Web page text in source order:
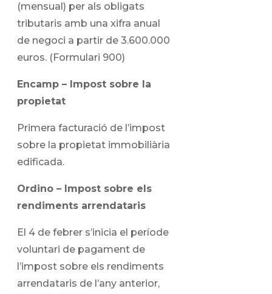
(mensual) per als obligats
tributaris amb una xifra anual
de negoci a partir de 3.600.000
euros. (Formulari 900)
Encamp – Impost sobre la
propietat
Primera facturació de l’impost
sobre la propietat immobiliària
edificada.
Ordino – Impost sobre els
rendiments arrendataris
El 4 de febrer s’inicia el període
voluntari de pagament de
l’impost sobre els rendiments
arrendataris de l’any anterior,